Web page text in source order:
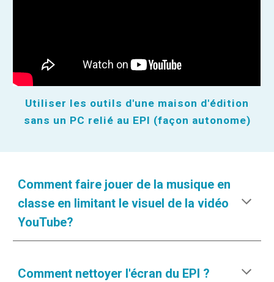
Utiliser les outils d'une maison d'édition
sans un PC relié au EPI (façon autonome)
Comment faire jouer de la musique en
classe en limitant le visuel de la vidéo
YouTube?
Comment nettoyer l'écran du EPI ?